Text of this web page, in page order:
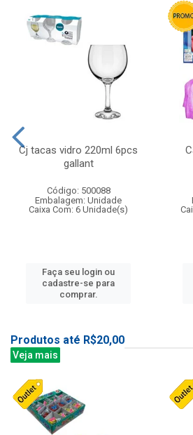
Cj tacas vidro 220ml 6pcs
gallant
Código: 500088
Embalagem: Unidade
Caixa Com: 6 Unidade(s)
Faça seu login ou
cadastre-se para
comprar.
Produtos até R$20,00
Veja mais